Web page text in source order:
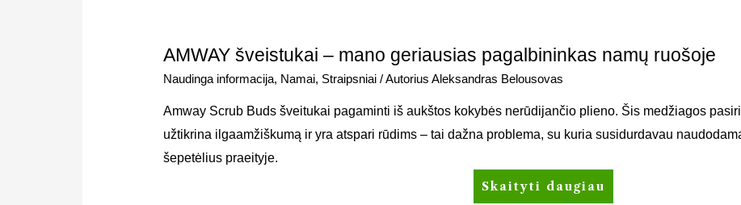
AMWAY šveistukai – mano geriausias pagalbininkas namų ruošoje
Naudinga informacija, Namai, Straipsniai / Autorius Aleksandras Belousovas
Amway Scrub Buds šveitukai pagaminti iš aukštos kokybės nerūdijančio plieno. Šis medžiagos
užtikrina ilgaamžiškumą ir yra atspari rūdims – tai dažna problema, su kuria susidurdavau
šepetėlius praeityje.
Skaityti daugiau